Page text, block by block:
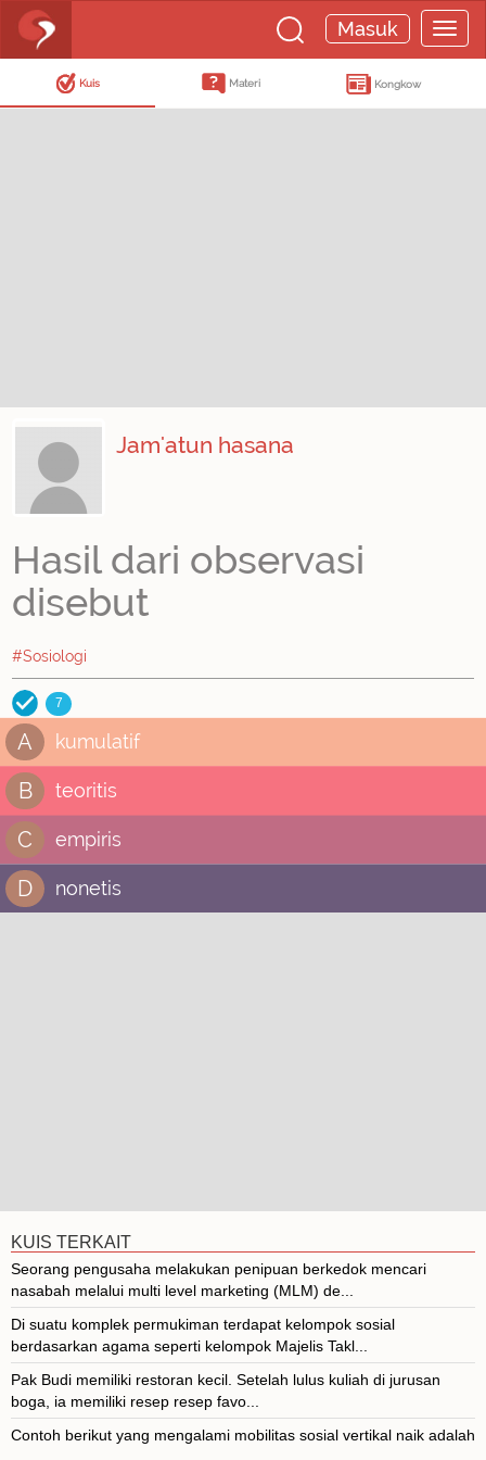
Masuk
Kuis Materi Kongkow
Jam'atun hasana
Hasil dari observasi
disebut
#Sosiologi
7
A kumulatif
B teoritis
C empiris
D nonetis
KUIS TERKAIT
Seorang pengusaha melakukan penipuan berkedok mencari
nasabah melalui multi level marketing (MLM) de...
Di suatu komplek permukiman terdapat kelompok sosial
berdasarkan agama seperti kelompok Majelis Takl...
Pak Budi memiliki restoran kecil. Setelah lulus kuliah di jurusan
boga, ia memiliki resep resep favo...
Contoh berikut yang mengalami mobilitas sosial vertikal naik adalah